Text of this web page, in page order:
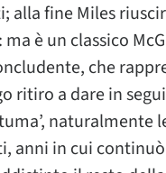
alla fine Miles
è un classico
che
ritiro a dare in
anni in cui